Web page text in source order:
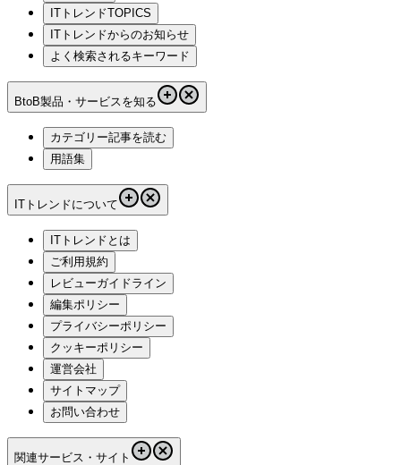
ITトレンドTOPICS
ITトレンドからのお知らせ
よく検索されるキーワード
BtoB製品・サービスを知る
カテゴリー記事を読む
用語集
ITトレンドについて
ITトレンドとは
ご利用規約
レビューガイドライン
編集ポリシー
プライバシーポリシー
クッキーポリシー
運営会社
サイトマップ
お問い合わせ
関連サービス・サイト